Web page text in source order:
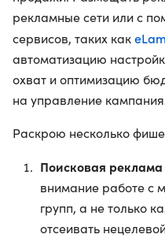
рекламные сети или с
сервисов, таких как
автоматизацию
охват и оптимизацию
на управление
Раскрою несколько
Поисковая
внимание работе с
групп, а не только
отсеивать